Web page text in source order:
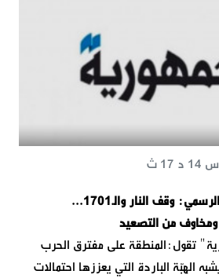
الجمهورية: الموقف الرسمي: وقف النار والـ1701...
من التصعيد
تقول:المنطقة على مفترق الحرب
الهبّة الباردة التي يعززها احتمالات